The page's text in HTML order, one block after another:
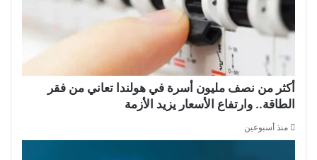
أكثر من نصف مليون أسرة في هولندا تعاني من فقر
الطاقة.. وارتفاع الأسعار يزيد الأزمة
منذ أسبوعين